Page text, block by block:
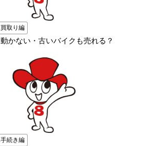
取り編
かない・古いバイクも売れる？
続き編